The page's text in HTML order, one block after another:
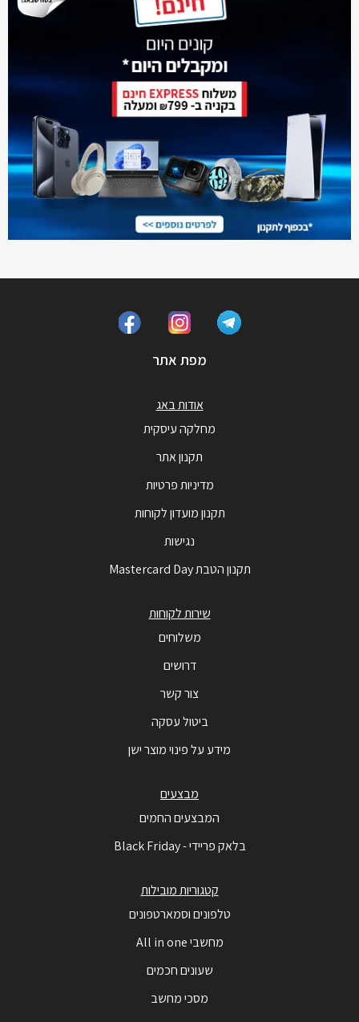
מפת אתר
אודות באג
מחלקה עיסקית
תקנון אתר
מדיניות פרטיות
תקנון מועדון לקוחות
נגישות
תקנון הטבת Mastercard Day
שירות לקוחות
משלוחים
דרושים
צור קשר
ביטול עסקה
מידע על פינוי מוצר ישן
מבצעים
המבצעים החמים
בלאק פריידי - Black Friday
קטגוריות מובילות
טלפונים וסמארטפונים
מחשבי All in one
שעונים חכמים
מסכי מחשב